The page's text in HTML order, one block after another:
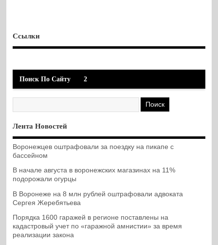
Ссылки
Поиск По Сайту 2
Лента Новостей
Воронежцев оштрафовали за поездку на пикапе с
бассейном
В начале августа в воронежских магазинах на 11%
подорожали огурцы
В Воронеже на 8 млн рублей оштрафовали адвоката
Сергея Жеребятьева
Порядка 1600 гаражей в регионе поставлены на
кадастровый учет по «гаражной амнистии» за время
реализации закона